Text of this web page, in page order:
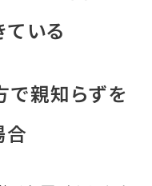
いる
で親知らずを
合